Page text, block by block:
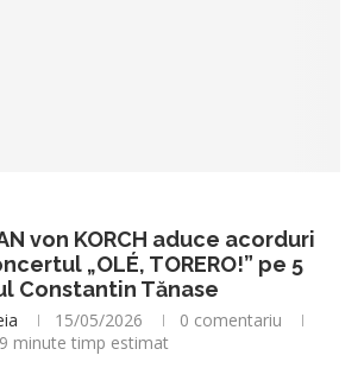
von KORCH aduce acorduri
„OLÉ, TORERO!” pe 5
Constantin Tănase
15/05/2026
0 comentariu
9 minute timp estimat